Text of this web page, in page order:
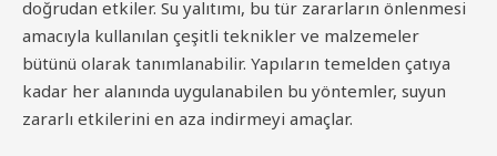
doğrudan etkiler. Su yalıtımı, bu tür zararların önlenmesi
amacıyla kullanılan çeşitli teknikler ve malzemeler
bütünü olarak tanımlanabilir. Yapıların temelden çatıya
kadar her alanında uygulanabilen bu yöntemler, suyun
zararlı etkilerini en aza indirmeyi amaçlar.